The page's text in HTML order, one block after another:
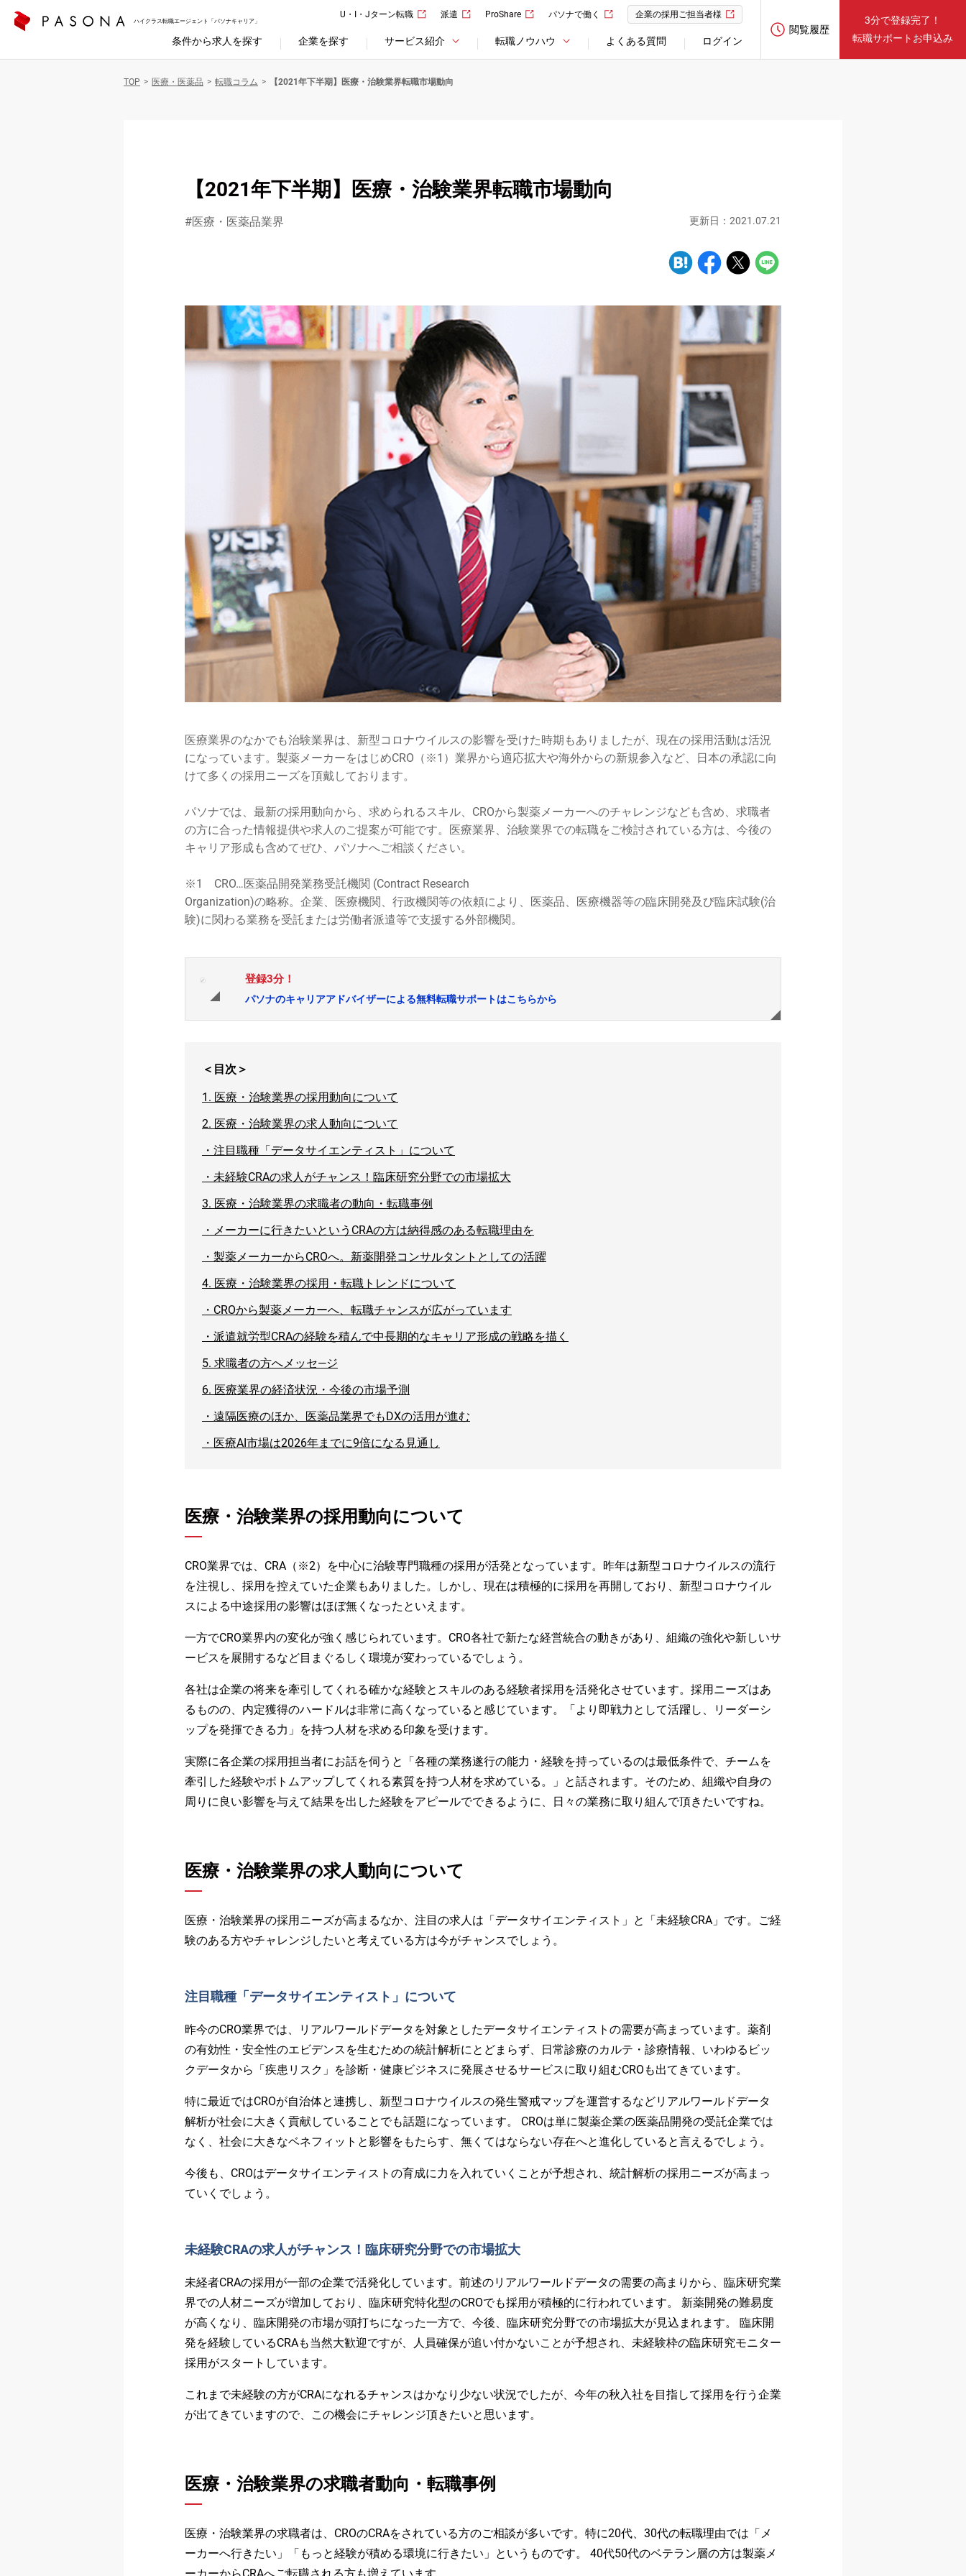
ハイクラス転職エージェント「パソナキャリア」
U・I・Jターン転職 派遣 ProShare パソナで働く 企業の採用ご担当者様
条件から求人を探す 企業を探す サービス紹介 転職ノウハウ よくある質問 ログイン
閲覧履歴
3分で登録完了！
転職サポートお申込み
TOP 医療・医薬品 転職コラム 【2021年下半期】医療・治験業界転職市場動向
【2021年下半期】医療・治験業界転職市場動向
医療・医薬品業界 更新日：2021.07.21
医療業界のなかでも治験業界は、新型コロナウイルスの影響を受けた時期もありましたが、現在の採用活動は活況
になっています。製薬メーカーをはじめCRO（※1）業界から適応拡大や海外からの新規参入など、日本の承認に向
けて多くの採用ニーズを頂戴しております。
パソナでは、最新の採用動向から、求められるスキル、CROから製薬メーカーへのチャレンジなども含め、求職者
の方に合った情報提供や求人のご提案が可能です。医療業界、治験業界での転職をご検討されている方は、今後の
キャリア形成も含めてぜひ、パソナへご相談ください。
※1 CRO…医薬品開発業務受託機関 (Contract Research
Organization)の略称。企業、医療機関、行政機関等の依頼により、医薬品、医療機器等の臨床開発及び臨床試験(治
験)に関わる業務を受託または労働者派遣等で支援する外部機関。
登録3分！
パソナのキャリアアドバイザーによる無料転職サポートはこちらから
＜目次＞
1. 医療・治験業界の採用動向について
2. 医療・治験業界の求人動向について
・ 注目職種「データサイエンティスト」について
・ 未経験CRAの求人がチャンス！臨床研究分野での市場拡大
3. 医療・治験業界の求職者の動向・転職事例
・ メーカーに行きたいというCRAの方は納得感のある転職理由を
・ 製薬メーカーからCROへ。新薬開発コンサルタントとしての活躍
4. 医療・治験業界の採用・転職トレンドについて
・ CROから製薬メーカーへ、転職チャンスが広がっています
・ 派遣就労型CRAの経験を積んで中長期的なキャリア形成の戦略を描く
5. 求職者の方へメッセ―ジ
6. 医療業界の経済状況・今後の市場予測
・ 遠隔医療のほか、医薬品業界でもDXの活用が進む
・ 医療AI市場は2026年までに9倍になる見通し
医療・治験業界の採用動向について
CRO業界では、CRA（※2）を中心に治験専門職種の採用が活発となっています。昨年は新型コロナウイルスの流行
を注視し、採用を控えていた企業もありました。しかし、現在は積極的に採用を再開しており、新型コロナウイル
スによる中途採用の影響はほぼ無くなったといえます。
一方でCRO業界内の変化が強く感じられています。CRO各社で新たな経営統合の動きがあり、組織の強化や新しいサ
ービスを展開するなど目まぐるしく環境が変わっているでしょう。
各社は企業の将来を牽引してくれる確かな経験とスキルのある経験者採用を活発化させています。採用ニーズはあ
るものの、内定獲得のハードルは非常に高くなっていると感じています。「より即戦力として活躍し、リーダーシ
ップを発揮できる力」を持つ人材を求める印象を受けます。
実際に各企業の採用担当者にお話を伺うと「各種の業務遂行の能力・経験を持っているのは最低条件で、チームを
牽引した経験やボトムアップしてくれる素質を持つ人材を求めている。」と話されます。そのため、組織や自身の
周りに良い影響を与えて結果を出した経験をアピールでできるように、日々の業務に取り組んで頂きたいですね。
医療・治験業界の求人動向について
医療・治験業界の採用ニーズが高まるなか、注目の求人は「データサイエンティスト」と「未経験CRA」です。ご経
験のある方やチャレンジしたいと考えている方は今がチャンスでしょう。
注目職種「データサイエンティスト」について
昨今のCRO業界では、リアルワールドデータを対象としたデータサイエンティストの需要が高まっています。薬剤
の有効性・安全性のエビデンスを生むための統計解析にとどまらず、日常診療のカルテ・診療情報、いわゆるビッ
クデータから「疾患リスク」を診断・健康ビジネスに発展させるサービスに取り組むCROも出てきています。
特に最近ではCROが自治体と連携し、新型コロナウイルスの発生警戒マップを運営するなどリアルワールドデータ
解析が社会に大きく貢献していることでも話題になっています。 CROは単に製薬企業の医薬品開発の受託企業では
なく、社会に大きなベネフィットと影響をもたらす、無くてはならない存在へと進化していると言えるでしょう。
今後も、CROはデータサイエンティストの育成に力を入れていくことが予想され、統計解析の採用ニーズが高まっ
ていくでしょう。
未経験CRAの求人がチャンス！臨床研究分野での市場拡大
未経者CRAの採用が一部の企業で活発化しています。前述のリアルワールドデータの需要の高まりから、臨床研究業
界での人材ニーズが増加しており、臨床研究特化型のCROでも採用が積極的に行われています。 新薬開発の難易度
が高くなり、臨床開発の市場が頭打ちになった一方で、今後、臨床研究分野での市場拡大が見込まれます。 臨床開
発を経験しているCRAも当然大歓迎ですが、人員確保が追い付かないことが予想され、未経験枠の臨床研究モニター
採用がスタートしています。
これまで未経験の方がCRAになれるチャンスはかなり少ない状況でしたが、今年の秋入社を目指して採用を行う企業
が出てきていますので、この機会にチャレンジ頂きたいと思います。
医療・治験業界の求職者動向・転職事例
医療・治験業界の求職者は、CROのCRAをされている方のご相談が多いです。特に20代、30代の転職理由では「メ
ーカーへ行きたい」「もっと経験が積める環境に行きたい」というものです。 40代50代のベテラン層の方は製薬メ